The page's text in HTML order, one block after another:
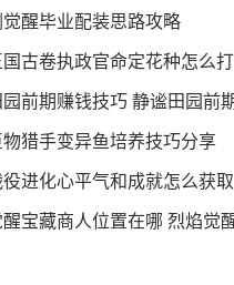
醒毕业配装思路攻略
猎手变异鱼培养技巧分享
进化心平气和成就怎么获取